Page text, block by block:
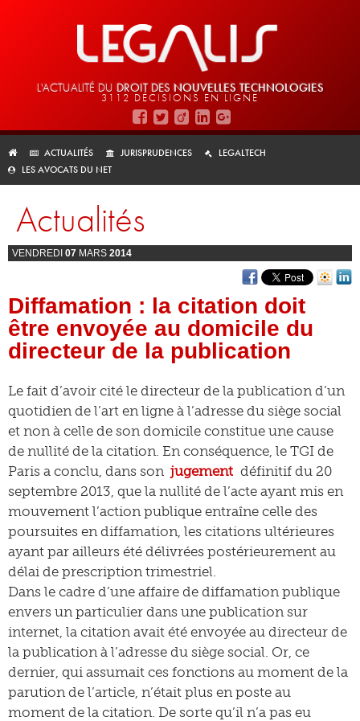
L'ACTUALITÉ DU DROIT DES NOUVELLES TECHNOLOGIES
3112 DÉCISIONS EN LIGNE
ACTUALITÉS JURISPRUDENCES
LEGALTECH
LES AVOCATS DU NET
Actualités
VENDREDI 07 MARS 2014
Diffamation : la citation doit
être envoyée au domicile du
directeur de la publication
Le fait d’avoir cité le directeur de la publication d’un
quotidien de l’art en ligne à l’adresse du siège social
et non à celle de son domicile constitue une cause
de nullité de la citation. En conséquence, le TGI de
Paris a conclu, dans son jugement définitif du 20
septembre 2013, que la nullité de l’acte ayant mis en
mouvement l’action publique entraîne celle des
poursuites en diffamation, les citations ultérieures
ayant par ailleurs été délivrées postérieurement au
délai de prescription trimestriel.
Dans le cadre d’une affaire de diffamation publique
envers un particulier dans une publication sur
internet, la citation avait été envoyée au directeur de
la publication à l’adresse du siège social. Or, ce
dernier, qui assumait ces fonctions au moment de la
parution de l’article, n’était plus en poste au
moment de la citation. De sorte qu’il n’a pas eu